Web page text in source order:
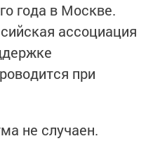
года в Москве.
ассоциация
при
не случаен.